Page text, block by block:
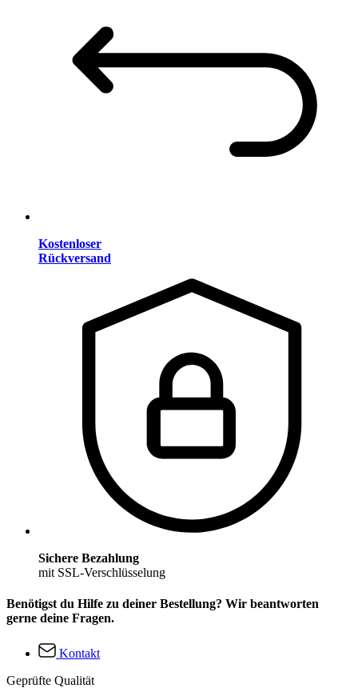
Kostenloser
Rückversand
Sichere Bezahlung
mit SSL-Verschlüsselung
Benötigst du Hilfe zu deiner Bestellung? Wir beantworten
gerne deine Fragen.
Kontakt
Geprüfte Qualität